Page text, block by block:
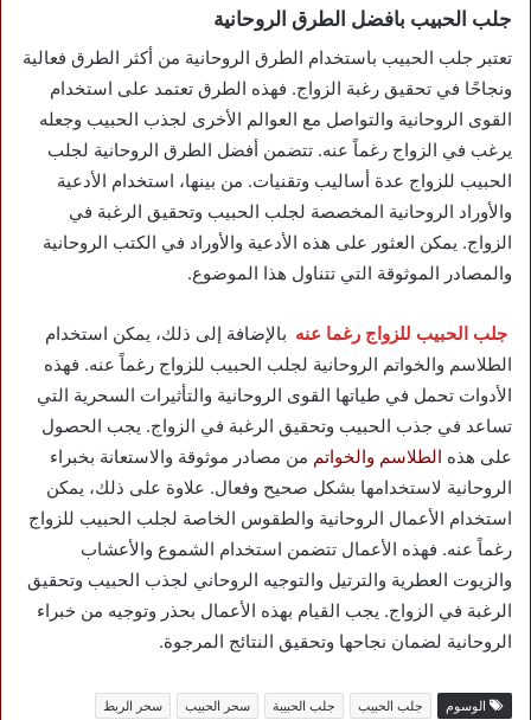
جلب الحبيب بافضل الطرق الروحانية
تعتبر جلب الحبيب باستخدام الطرق الروحانية من أكثر الطرق فعالية
ونجاحًا في تحقيق رغبة الزواج. فهذه الطرق تعتمد على استخدام
القوى الروحانية والتواصل مع العوالم الأخرى لجذب الحبيب وجعله
يرغب في الزواج رغماً عنه. تتضمن أفضل الطرق الروحانية لجلب
الحبيب للزواج عدة أساليب وتقنيات. من بينها، استخدام الأدعية
والأوراد الروحانية المخصصة لجلب الحبيب وتحقيق الرغبة في
الزواج. يمكن العثور على هذه الأدعية والأوراد في الكتب الروحانية
والمصادر الموثوقة التي تتناول هذا الموضوع.
جلب الحبيب للزواج رغما عنه بالإضافة إلى ذلك، يمكن استخدام
الطلاسم والخواتم الروحانية لجلب الحبيب للزواج رغماً عنه. فهذه
الأدوات تحمل في طياتها القوى الروحانية والتأثيرات السحرية التي
تساعد في جذب الحبيب وتحقيق الرغبة في الزواج. يجب الحصول
على هذه الطلاسم والخواتم من مصادر موثوقة والاستعانة بخبراء
الروحانية لاستخدامها بشكل صحيح وفعال. علاوة على ذلك، يمكن
استخدام الأعمال الروحانية والطقوس الخاصة لجلب الحبيب للزواج
رغماً عنه. فهذه الأعمال تتضمن استخدام الشموع والأعشاب
والزيوت العطرية والترتيل والتوجيه الروحاني لجذب الحبيب وتحقيق
الرغبة في الزواج. يجب القيام بهذه الأعمال بحذر وتوجيه من خبراء
الروحانية لضمان نجاحها وتحقيق النتائج المرجوة.
الوسوم جلب الحبيب جلب الحبيبة سحر الحبيب
سحر الربط